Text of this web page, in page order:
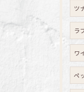
ツ
ラ
ワ
ペ